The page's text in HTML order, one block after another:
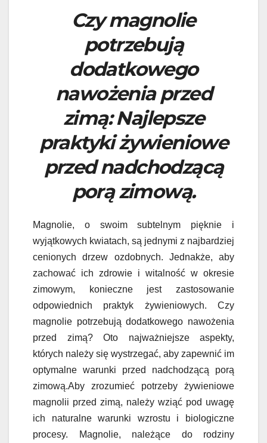
Czy magnolie
potrzebują
dodatkowego
nawożenia przed
zimą: Najlepsze
praktyki żywieniowe
przed nadchodzącą
porą zimową.
Magnolie, o swoim subtelnym pięknie i
wyjątkowych kwiatach, są jednymi z najbardziej
cenionych drzew ozdobnych. Jednakże, aby
zachować ich zdrowie i witalność w okresie
zimowym, konieczne jest zastosowanie
odpowiednich praktyk żywieniowych. Czy
magnolie potrzebują dodatkowego nawożenia
przed zimą? Oto najważniejsze aspekty,
których należy się wystrzegać, aby zapewnić im
optymalne warunki przed nadchodzącą porą
zimową.Aby zrozumieć potrzeby żywieniowe
magnolii przed zimą, należy wziąć pod uwagę
ich naturalne warunki wzrostu i biologiczne
procesy. Magnolie, należące do rodziny